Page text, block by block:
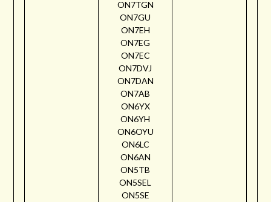
ON7TGN
ON7GU
ON7EH
ON7EG
ON7EC
ON7DVJ
ON7DAN
ON7AB
ON6YX
ON6YH
ON6OYU
ON6LC
ON6AN
ON5TB
ON5SEL
ON5SE